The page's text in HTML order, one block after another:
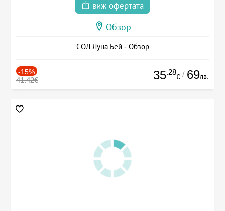
виж офертата
Обзор
СОЛ Луна Бей - Обзор
-15%
41.42€ 35.28
€ / 69лв.